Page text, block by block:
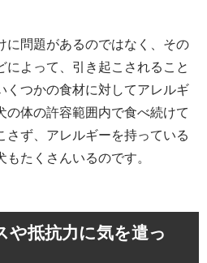
に問題があるのではなく、その
によって、引き起こされること
くつかの食材に対してアレルギ
の体の許容範囲内で食べ続けて
さず、アレルギーを持っている
もたくさんいるのです。
や抵抗力に気を遣っ